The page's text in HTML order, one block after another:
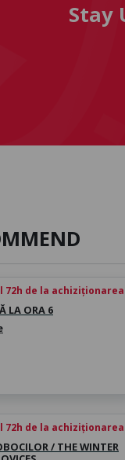
Stay
72h de la
LA ORA 6
72h de la
/ THE WINTER